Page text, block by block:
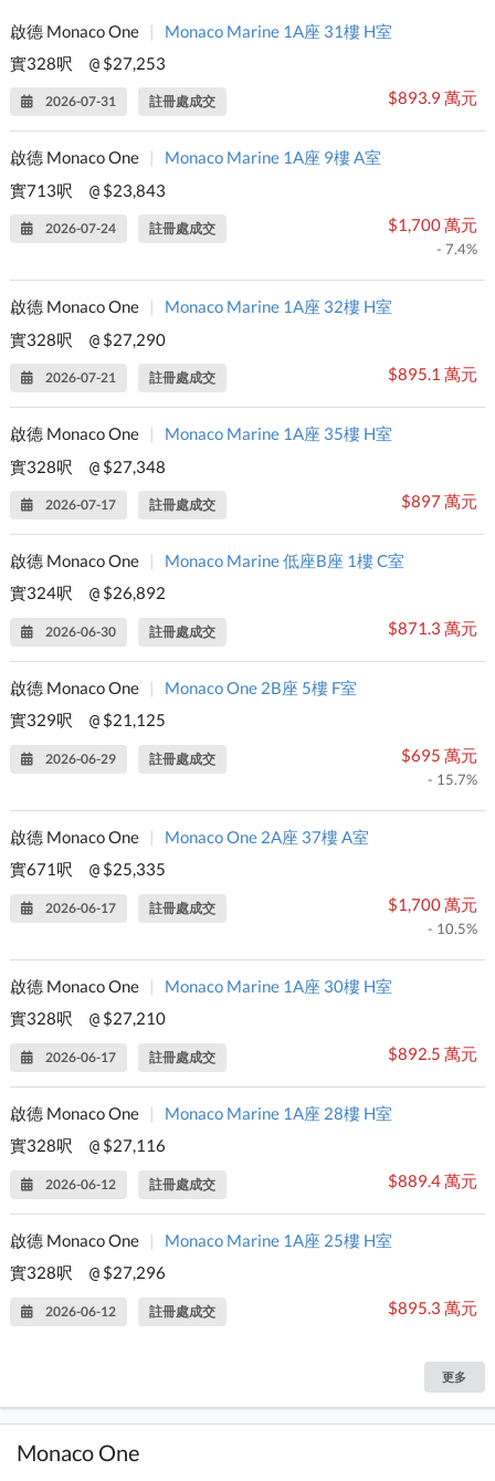
啟德 Monaco One |
Monaco Marine 1A座 31樓 H室
實328呎
@ $27,253
2026-07-31 註冊處成交 $893.9 萬元
啟德 Monaco One
Monaco Marine 1A座 9樓 A室
實713呎
@ $23,843
2026-07-24 註冊處成交 $1,700 萬元
- 7.4%
啟德 Monaco One
Monaco Marine 1A座 32樓 H室
實328呎
@ $27,290
2026-07-21 註冊處成交 $895.1 萬元
啟德 Monaco One
Monaco Marine 1A座 35樓 H室
實328呎
@ $27,348
2026-07-17 註冊處成交 $897 萬元
啟德 Monaco One |
Monaco Marine 低座B座 1樓 C室
實324呎
@ $26,892
2026-06-30 註冊處成交 $871.3 萬元
啟德 Monaco One |
Monaco One 2B座 5樓 F室
實329呎
@ $21,125
2026-06-29 註冊處成交 $695 萬元
- 15.7%
啟德 Monaco One |
Monaco One 2A座 37樓 A室
實671呎
@ $25,335
2026-06-17 註冊處成交 $1,700 萬元
- 10.5%
啟德 Monaco One |
Monaco Marine 1A座 30樓 H室
實328呎
@ $27,210
2026-06-17 註冊處成交 $892.5 萬元
啟德 Monaco One |
Monaco Marine 1A座 28樓 H室
實328呎
@ $27,116
2026-06-12 註冊處成交 $889.4 萬元
啟德 Monaco One |
Monaco Marine 1A座 25樓 H室
實328呎
@ $27,296
2026-06-12 註冊處成交 $895.3 萬元
更多
Monaco One